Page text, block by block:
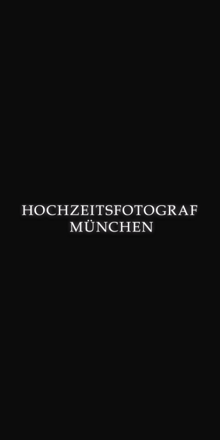
Datenschutzerklärung–Impressum
Made with 🤍 in München.